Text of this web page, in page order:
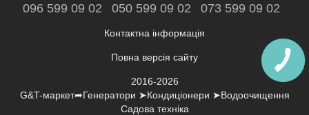
096 599 09 02 050 599 09 02 073 599 09 02
Контактна інформація
Повна версія сайту
2016-2026
G&T-маркет➦Генератори ➤Кондиціонери ➤Водоочищення
Садова техніка